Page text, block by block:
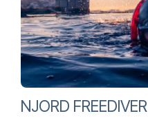
NJORD FREEDIVER